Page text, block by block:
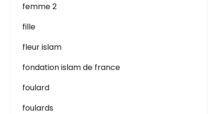
femme 2
fille
fleur islam
fondation islam de france
foulard
foulards